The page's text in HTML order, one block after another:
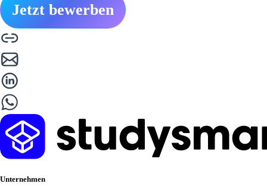
Jetzt bewerben
Unternehmen